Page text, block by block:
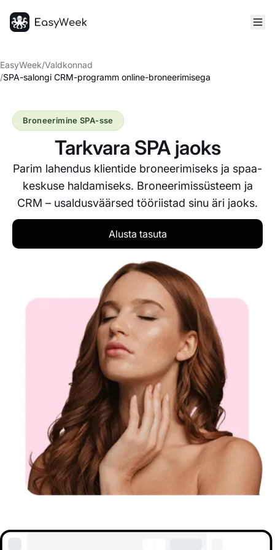
EasyWeek/Valdkonnad
/SPA-salongi CRM-programm online-broneerimisega
Tarkvara SPA jaoks
Parim lahendus klientide broneerimiseks ja spaa-
keskuse haldamiseks. Broneerimissüsteem ja
CRM – usaldusväärsed tööriistad sinu äri jaoks.
Broneerimine SPA-sse
Alusta tasuta